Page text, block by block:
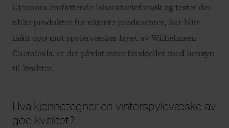
Gjennom omfattende laboratorieforsøk og tester der
ulike produkter fra ukjente produsenter, har blitt
målt opp mot spylervæsker laget av Wilhelmsen
Chemicals, er det påvist store forskjeller med hensyn
til kvalitet.
Hva kjennetegner en vinterspylevæske av
god kvalitet?